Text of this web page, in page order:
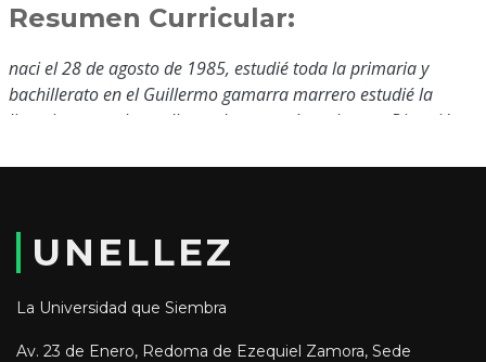
Resumen Curricular:
naci el 28 de agosto de 1985, estudié toda la primaria y
bachillerato en el Guillermo gamarra marrero estudié la
licenciatura en la unellez en la maestría en la ope. Dirección:
Licenciada
Magíster en orientación
UNELLEZ
La Universidad que Siembra
Av. 23 de Enero, Redoma de Ezequiel Zamora, Sede